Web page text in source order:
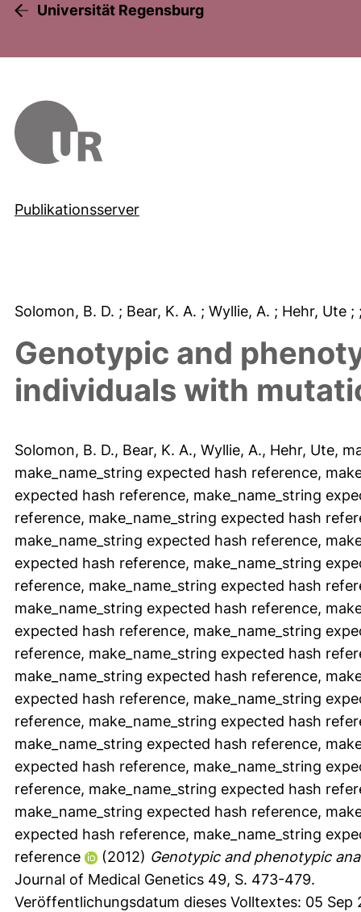
Universität Regensburg
Publikationsserver
Solomon, B. D. ; Bear, K. A. ; Wyllie, A. ; Hehr, Ute ;
Genotypic and
individuals with
Solomon, B. D., Bear, K. A., Wyllie, A., Hehr, Ute,
make_name_string expected hash reference,
expected hash reference, make_name_string
reference, make_name_string expected hash
make_name_string expected hash reference,
expected hash reference, make_name_string
reference, make_name_string expected hash
make_name_string expected hash reference,
expected hash reference, make_name_string
reference, make_name_string expected hash
make_name_string expected hash reference,
expected hash reference, make_name_string
reference, make_name_string expected hash
make_name_string expected hash reference,
expected hash reference, make_name_string
reference, make_name_string expected hash
make_name_string expected hash reference,
expected hash reference, make_name_string
reference
(2012) Genotypic and phenotypic
Journal of Medical Genetics 49, S. 473-479.
Veröffentlichungsdatum dieses Volltextes: 05 Sep